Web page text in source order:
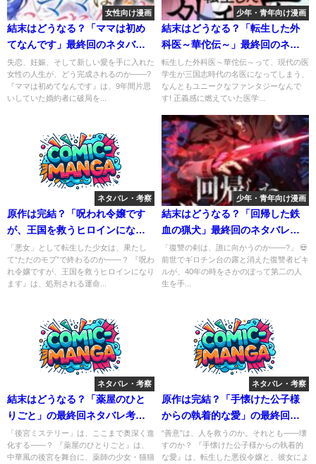
女性向け漫画
結末はどうなる？「ママは初め
てなんです」最終回のネタバレ
深堀考察！
失恋、妊娠、そして新しい愛を手に入れた
女性の人生が、どう完成されるのか――?
『ママは初めてなんです』は、9年間片思
いしていた婚約者に破局を...
少年・青年向け漫画
結末はどうなる？「転生した外
科医～華佗伝～」最終回のネタ
バレ深堀考察！
転生した外科医～華佗伝～って、現代の医
学生が三国志時代の名医になってしまう、
なんともユニークなファンタジーなんで
す! 正義感に燃えていた医学...
ネタバレ・考察
原作は完結？「呪われ令嬢です
が、王国を救うヒロインになり
ます」の最終回のネタバレ深堀
考察！
「悪女」として転生した少女は、果たし
て“ただのモブ”で終わるのか――？ 『呪わ
れ令嬢ですが、王国を救うヒロインになり
ます』は、処刑される運命...
少年・青年向け漫画
結末はどうなる？「回帰した鉄
血の猟犬」最終回のネタバレ深
堀考察！
「復讐の剣は、誰に向かうのか――?」 💀
前世でギロチン台の露と消えた復讐者ビキ
ルが、40年の時をさかのぼって第二の人
生を手...
ネタバレ・考察
結末はどうなる？「薬屋のひと
りごと」の最終回ネタバレ考
察！
「後宮ミステリー」は、ここまで奥深く進
化する――？ 『薬屋のひとりごと』は、
中華風の後宮を舞台に、薬師の少女・猫猫
ネタバレ・考察
原作は完結？「手懐けた公子様
からの執着的な愛」の最終回ネ
タバレ深堀考察！
“善意”は、人を救うのか。それとも――壊
すのか？ 『手懐けた公子様からの執着的
な愛』は、転生した悪役令嬢と、彼女によ